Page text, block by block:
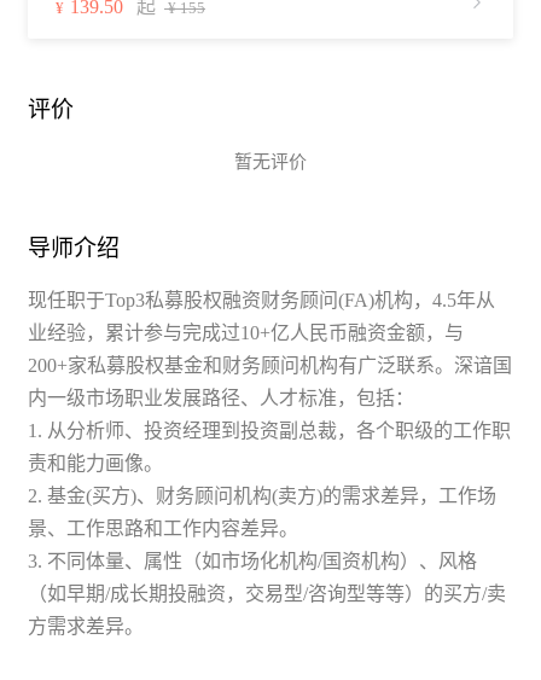
师沟通好所希望达到的预期，简历修改为非标准化服
次沟通时与导师确认好服务流程细节，导师首次提供
¥ 139.50 起 ¥ 155
评价
暂无评价
导师介绍
现任职于Top3私募股权融资财务顾问(FA)机构，4.5年从
业经验，累计参与完成过10+亿人民币融资金额，与
200+家私募股权基金和财务顾问机构有广泛联系。深谙国
内一级市场职业发展路径、人才标准，包括：
1. 从分析师、投资经理到投资副总裁，各个职级的工作职
责和能力画像。
2. 基金(买方)、财务顾问机构(卖方)的需求差异，工作场
景、工作思路和工作内容差异。
3. 不同体量、属性（如市场化机构/国资机构）、风格
（如早期/成长期投融资，交易型/咨询型等等）的买方/卖
方需求差异。